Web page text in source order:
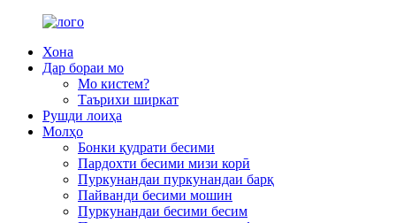
Хона
Дар бораи мо
Мо кистем?
Таърихи ширкат
Рушди лоиҳа
Молҳо
Бонки қудрати бесими
Пардохти бесими мизи корӣ
Пуркунандаи пуркунандаи барқ
Пайванди бесими мошин
Пуркунандаи бесими бесим